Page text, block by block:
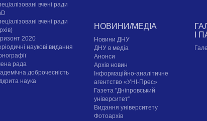
вчені ради
вчені ради
2020
наукові видання
рада
доброчесність
наука
НОВИНИ/МЕДІА
Новини ДНУ
ДНУ в медіа
Анонси
Архів новин
Інформаційно-аналітичне
агентство «УНІ-Прес»
Газета "Дніпровський
університет"
Видання університету
Фотоархів
І